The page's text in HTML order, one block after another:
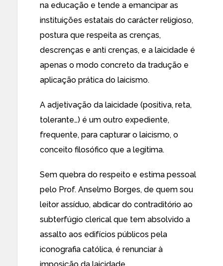
na educação e tende a emancipar as
instituições estatais do carácter religioso,
postura que respeita as crenças,
descrenças e anti crenças, e a laicidade é
apenas o modo concreto da tradução e
aplicação prática do laicismo.
A adjetivação da laicidade (positiva, reta,
tolerante…) é um outro expediente,
frequente, para capturar o laicismo, o
conceito filosófico que a legitima.
Sem quebra do respeito e estima pessoal
pelo Prof. Anselmo Borges, de quem sou
leitor assíduo, abdicar do contraditório ao
subterfúgio clerical que tem absolvido a
assalto aos edifícios públicos pela
iconografia católica, é renunciar à